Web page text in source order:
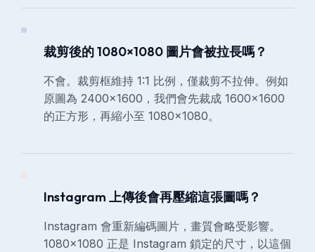
裁剪後的 1080×1080 圖片會被拉長嗎？
不會。裁剪框維持 1:1 比例，僅裁剪不拉伸。例如
原圖為 2400×1600，我們會先裁成 1600×1600
的正方形，再縮小至 1080×1080。
Instagram 上傳後會再壓縮這張圖嗎？
Instagram 會重新編碼圖片，畫質會略受影響。
1080×1080 正是 Instagram 鎖定的尺寸，以這個